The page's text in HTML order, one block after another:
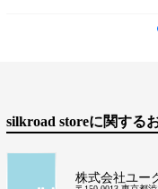
silkroad storeに関する
株式会社ユー